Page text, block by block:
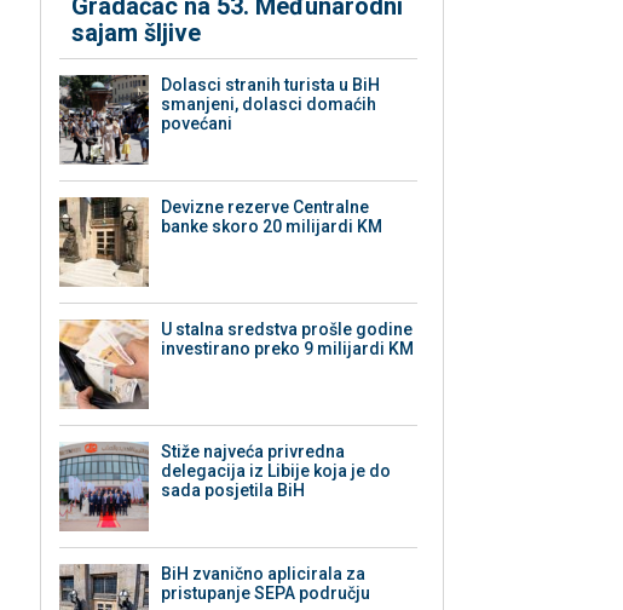
Gradačac na 53. Međunarodni
sajam šljive
Dolasci stranih turista u BiH
smanjeni, dolasci domaćih
povećani
Devizne rezerve Centralne
banke skoro 20 milijardi KM
U stalna sredstva prošle godine
investirano preko 9 milijardi KM
Stiže najveća privredna
delegacija iz Libije koja je do
sada posjetila BiH
BiH zvanično aplicirala za
pristupanje SEPA području